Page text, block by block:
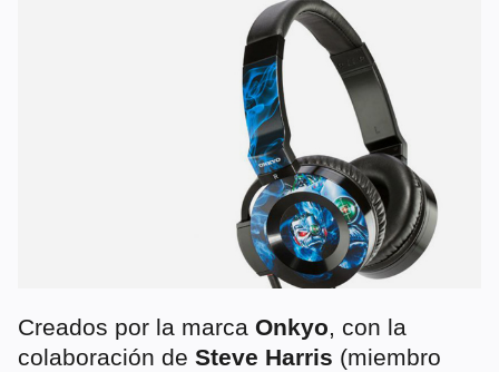
Creados por la marca Onkyo, con la
colaboración de Steve Harris (miembro